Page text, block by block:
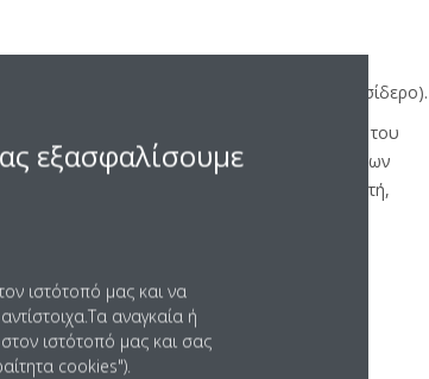
δικτύου WLAN. Το εύρος του
μέταλλα (π.χ. τοίχοι ενισχυμένοι με σίδερο).
Wi-Fi κανάλια 12 ή 13 στη σελίδα ρυθμίσεων του
δικτύου WLAN δεν υποστηρίζει τη χρήση των
ή 13, αλλάξτε τις ρυθμίσεις του δρομολογητή,
εξασφαλίσουμε
ιστότοπό μας και να
αναγκαία ή
ιστότοπό μας και σας
cookies").